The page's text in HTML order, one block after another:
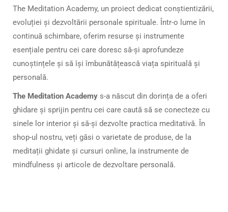
The Meditation Academy, un proiect dedicat conștientizării,
evoluției și dezvoltării personale spirituale. Într-o lume în
continuă schimbare, oferim resurse și instrumente
esențiale pentru cei care doresc să-și aprofundeze
cunoștințele și să își îmbunătățească viața spirituală și
personală.
The Meditation Academy s-a născut din dorința de a oferi
ghidare și sprijin pentru cei care caută să se conecteze cu
sinele lor interior și să-și dezvolte practica meditativă. În
shop-ul nostru, veți găsi o varietate de produse, de la
meditații ghidate și cursuri online, la instrumente de
mindfulness și articole de dezvoltare personală.